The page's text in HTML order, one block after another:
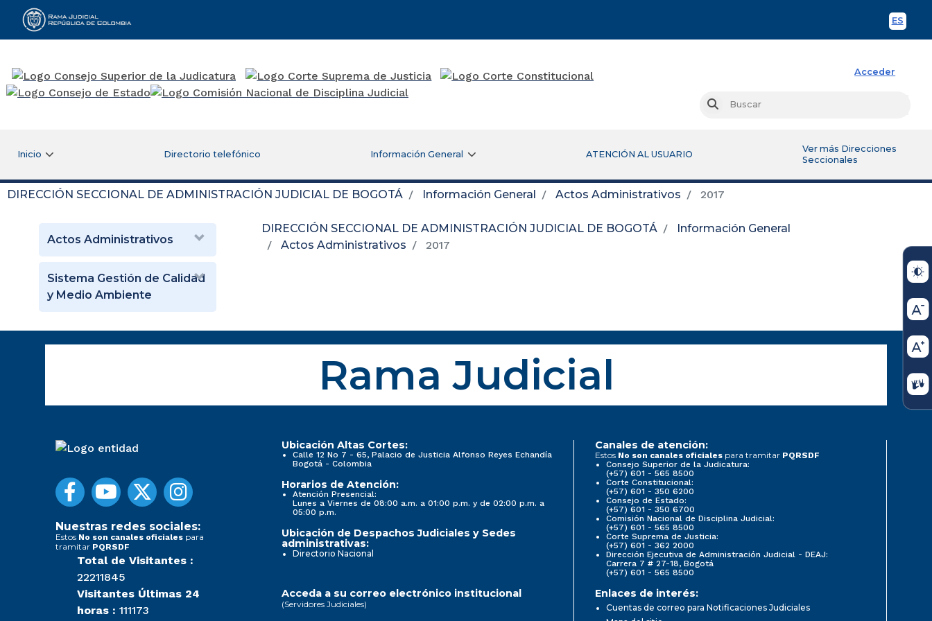
ES
Rama Judicial
Acceder
Buscar
Inicio Directorio telefónico Información General ATENCIÓN AL USUARIO
Ver más Direcciones
Seccionales
DIRECCIÓN SECCIONAL DE ADMINISTRACIÓN JUDICIAL DE BOGOTÁ Información General Actos Administrativos 2017
Actos Administrativos
Sistema Gestión de Calidad
y Medio Ambiente
DIRECCIÓN SECCIONAL DE ADMINISTRACIÓN JUDICIAL DE BOGOTÁ
Información General
Actos Administrativos
2017
Rama Judicial
Nuestras redes sociales:
Estos No son canales oficiales para
tramitar PQRSDF
Total de Visitantes :
22211845
Visitantes Últimas 24
horas : 111173
Ubicación Altas Cortes:
Calle 12 No 7 - 65, Palacio de Justicia Alfonso Reyes Echandía
Bogotá - Colombia
Horarios de Atención:
Atención Presencial:
Lunes a Viernes de 08:00 a.m. a 01:00 p.m. y de 02:00 p.m. a
05:00 p.m.
Ubicación de Despachos Judiciales y Sedes
administrativas:
Directorio Nacional
Canales de atención:
Estos No son canales oficiales para tramitar PQRSDF
Consejo Superior de la Judicatura:
(+57) 601 - 565 8500
Corte Constitucional:
(+57) 601 - 350 6200
Consejo de Estado:
(+57) 601 - 350 6700
Comisión Nacional de Disciplina Judicial:
(+57) 601 - 565 8500
Corte Suprema de Justicia:
(+57) 601 - 362 2000
Dirección Ejecutiva de Administración Judicial - DEAJ:
Carrera 7 # 27-18, Bogotá
(+57) 601 - 565 8500
Acceda a su correo electrónico institucional
(Servidores Judiciales)
Enlaces de interés:
Cuentas de correo para Notificaciones Judiciales